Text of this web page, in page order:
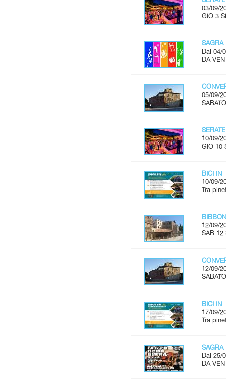
03/09/
GIO 3
SAGRA
Dal 04/
DA
05/09/
10/09/
GIO 10
BICI IN
10/09/
Tra
12/09/
SAB 12
12/09/
BICI IN
17/09/
Tra
SAGRA
Dal 25/
DA